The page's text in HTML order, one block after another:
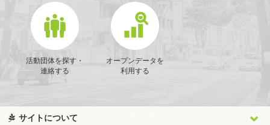
活動団体を探す・
連絡する
オープンデータを
利用する
サイトについて